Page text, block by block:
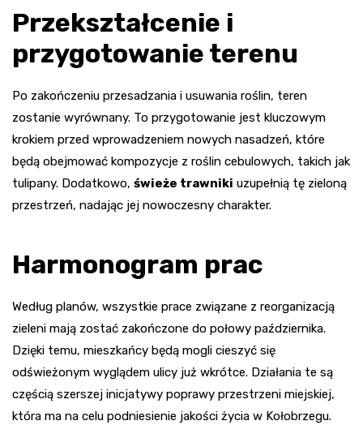
Przekształcenie i
przygotowanie terenu
Po zakończeniu przesadzania i usuwania roślin, teren
zostanie wyrównany. To przygotowanie jest kluczowym
krokiem przed wprowadzeniem nowych nasadzeń, które
będą obejmować kompozycje z roślin cebulowych, takich jak
tulipany. Dodatkowo, świeże trawniki uzupełnią tę zieloną
przestrzeń, nadając jej nowoczesny charakter.
Harmonogram prac
Według planów, wszystkie prace związane z reorganizacją
zieleni mają zostać zakończone do połowy października.
Dzięki temu, mieszkańcy będą mogli cieszyć się
odświeżonym wyglądem ulicy już wkrótce. Działania te są
częścią szerszej inicjatywy poprawy przestrzeni miejskiej,
która ma na celu podniesienie jakości życia w Kołobrzegu.